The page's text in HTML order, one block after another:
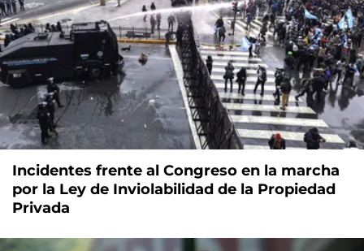
Incidentes frente al Congreso en la marcha
por la Ley de Inviolabilidad de la Propiedad
Privada